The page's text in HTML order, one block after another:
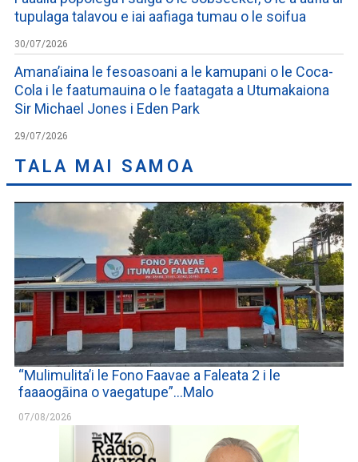
tupulaga talavou e iai aafiaga tumau o le soifua
30/07/2026
Amana’iaina le fesoasoani a le kamupani o le Coca-
Cola i le faatumauina o le faatagata a Utumakaiona
Sir Michael Jones i Eden Park
29/07/2026
TALA MAI SAMOA
“Mulimulita’i le Fono Faavae a Faleata 2 i le
faaaogāina o vaegatupe”…Malo
07/08/2026